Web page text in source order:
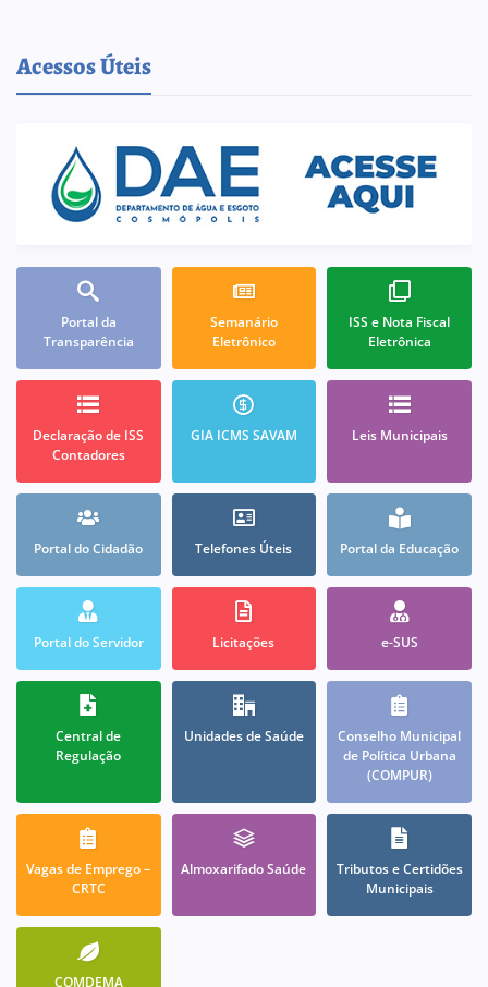
Acessos Úteis
Portal da
Transparência
Semanário
Eletrônico
ISS e Nota Fiscal
Eletrônica
Declaração de ISS
Contadores
GIA ICMS SAVAM Leis Municipais
Portal do Cidadão Telefones Úteis Portal da Educação
Portal do Servidor Licitações e-SUS
Central de
Regulação
Unidades de Saúde
Conselho Municipal
de Política Urbana
(COMPUR)
Vagas de Emprego –
CRTC
Almoxarifado Saúde
Tributos e Certidões
Municipais
COMDEMA